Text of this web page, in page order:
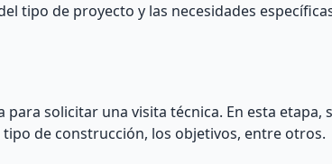
tipo de proyecto y las necesidades
solicitar una visita técnica. En esta etapa,
de construcción, los objetivos, entre otros.